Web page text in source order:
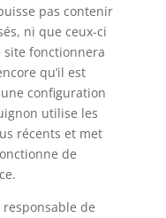
pas contenir
ni que ceux-ci
fonctionnera
qu’il est
configuration
utilise les
récents et met
de
responsable de